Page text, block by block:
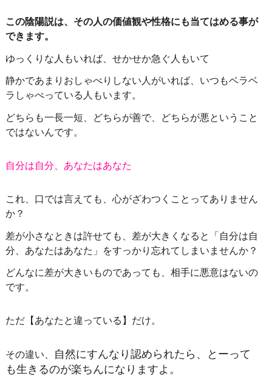
この陰陽説は、その人の価値観や性格にも当てはめる事が
できます。
ゆっくりな人もいれば、せかせか急ぐ人もいて
静かであまりおしゃべりしない人がいれば、いつもベラベ
ラしゃべっている人もいます。
どちらも一長一短、どちらが善で、どちらが悪ということ
ではないんです。
自分は自分、あなたはあなた
これ、 口では言えても、心がざわつくことってありません
か？
差が小さなときは許せても、差が大きくなると「自分は自
分、あなたはあなた」をすっかり忘れてしまいませんか？
どんなに差が大きいものであっても、相手に悪意はないの
です。
ただ【 あなたと違っている】だけ。
その違い、 自然にすんなり認められたら、とーって
も生きるのが楽ちんになりますよ。